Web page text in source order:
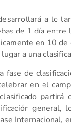
a lo
de 1 día
en 10
a una
fase de
en el
general,
Internacional,